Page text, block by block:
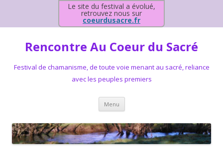
Le site du festival a évolué,
retrouvez nous sur
coeurdusacre.fr
Rencontre Au Coeur du Sacré
Festival de chamanisme, de toute voie menant au sacré, reliance
avec les peuples premiers
Menu Aller au contenu principal